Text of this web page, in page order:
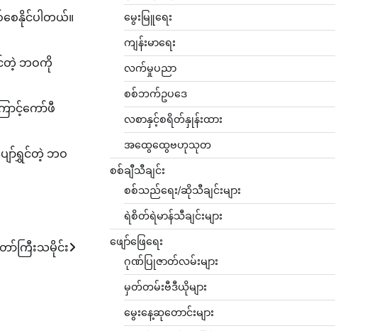
စေနိုင်ပါတယ်။
င်တဲ့ ဘဝကို
ောင့်ကော်ဖီ
ော်ရွှင်တဲ့ ဘဝ
ာ်ကြီးသမိုင်း
မွေးမြူရေး
ကျန်းမာရေး
လက်မှုပညာ
စစ်ဘက်ဥပဒေ
လစာနှင့်စရိတ်နှုန်းထား
အထွေထွေဗဟုသုတ
စစ်ချီသီချင်း
စစ်သည်ရေး/ဆိုသီချင်းများ
ရဲစိတ်ရဲမာန်သီချင်းများ
ဖျော်ဖြေရေး
ဂုဏ်ပြုဇာတ်လမ်းများ
မှတ်တမ်းဗီဒီယိုများ
မွေးနေ့ဆုတောင်းများ